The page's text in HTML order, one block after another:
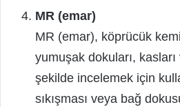
MR (emar)
MR (emar), köprücük
yumuşak dokuları,
şekilde incelemek için
sıkışması veya bağ